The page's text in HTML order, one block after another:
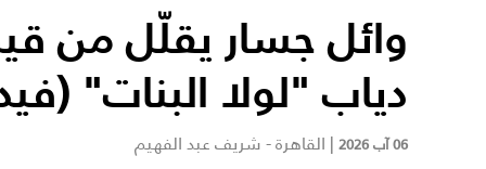
وائل جسار يقلّل من
دياب "لولا البنات"
06 آب 2026 | القاهرة - شريف عبد الفهيم